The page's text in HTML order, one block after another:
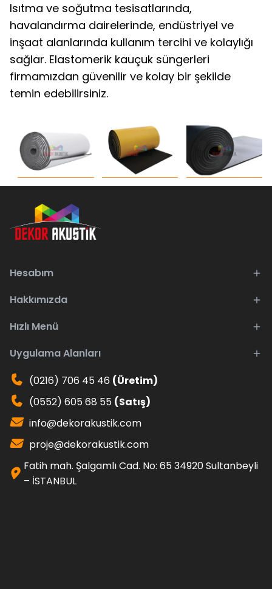
Isıtma ve soğutma tesisatlarında,
havalandırma dairelerinde, endüstriyel ve
inşaat alanlarında kullanım tercihi ve kolaylığı
sağlar. Elastomerik kauçuk süngerleri
firmamızdan güvenilir ve kolay bir şekilde
temin edebilirsiniz.
Hesabım
Hakkımızda
Hızlı Menü
Uygulama Alanları
(0216) 706 45 46 (Üretim)
(0552) 605 68 55 (Satış)
info@dekorakustik.com
proje@dekorakustik.com
Fatih mah. Şalgamlı Cad. No: 65 34920 Sultanbeyli
– İSTANBUL